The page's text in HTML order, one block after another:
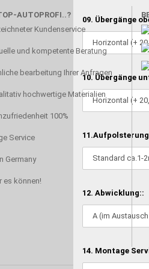
09. Übergänge
10. Übergänge
12. Abwicklung::
14. Montage
AUTOPROFI..?
Kundenservice
und kompetente Beratung
bearbeitung Ihrer Anfragen
hochwertige Materialien
100%
Service
Germany
können!